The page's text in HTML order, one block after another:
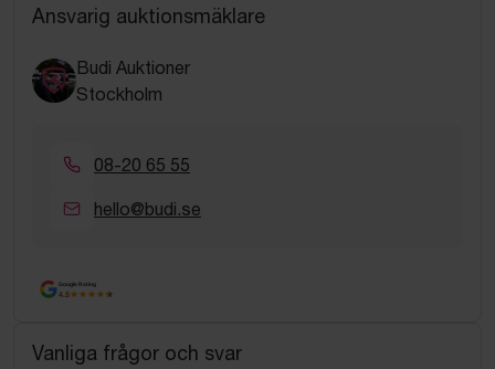
Ansvarig auktionsmäklare
Budi Auktioner
Stockholm
08-20 65 55
hello@budi.se
Google Rating
4.5
Vanliga frågor och svar